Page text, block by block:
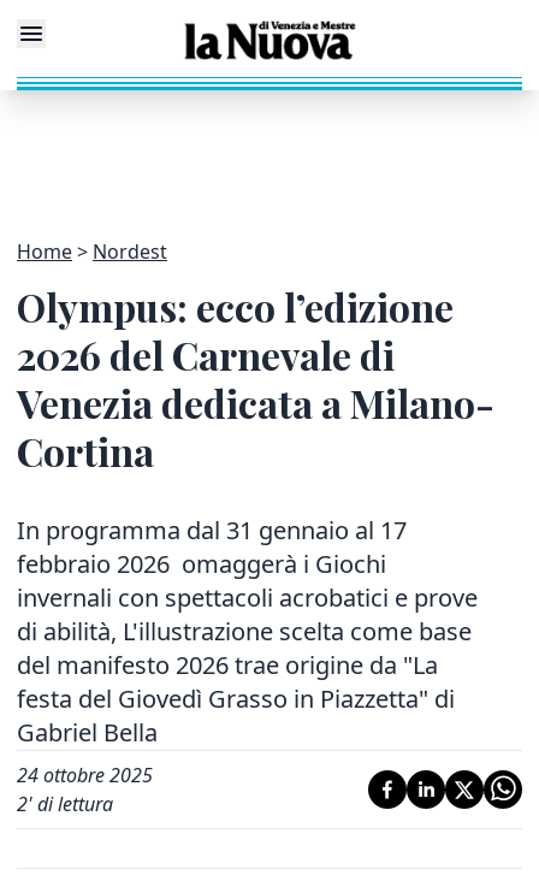
Home Nordest
Olympus: ecco l’edizione
2026 del Carnevale di
Venezia dedicata a Milano-
Cortina
In programma dal 31 gennaio al 17
febbraio 2026 omaggerà i Giochi
invernali con spettacoli acrobatici e prove
di abilità, L'illustrazione scelta come base
del manifesto 2026 trae origine da "La
festa del Giovedì Grasso in Piazzetta" di
Gabriel Bella
24 ottobre 2025
2' di lettura